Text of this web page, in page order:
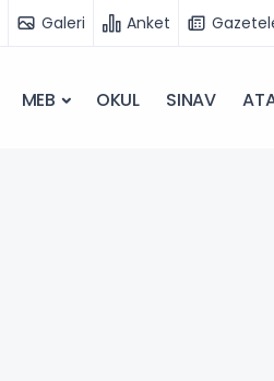
Galeri Anket
MEB OKUL SINAV